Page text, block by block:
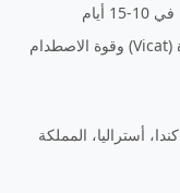
معتمد على ISO 9001: 2015 ؛ تم اختبار كل دفعة إنتاج للكثافة والصلابة ومقاومة الحرارة (Vicat) وقوة الاصطدام
أستراليا، المملكة